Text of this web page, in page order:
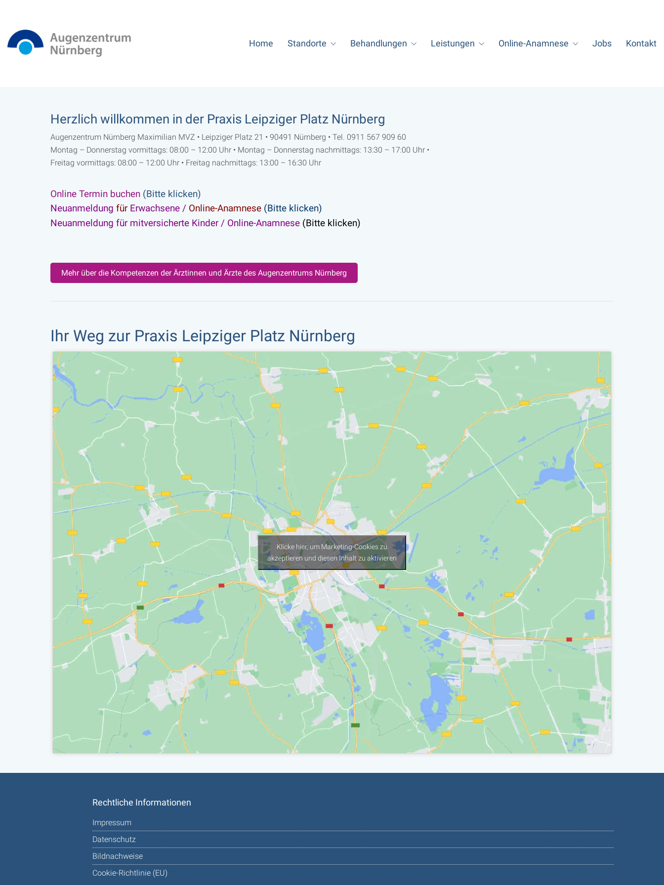
Home Standorte Behandlungen Leistungen Online-Anamnese Jobs Kontakt
Herzlich willkommen in der Praxis Leipziger Platz Nürnberg
Augenzentrum Nürnberg Maximilian MVZ • Leipziger Platz 21 • 90491 Nürnberg • Tel. 0911 567 909 60
Montag – Donnerstag vormittags: 08:00 – 12:00 Uhr • Montag – Donnerstag nachmittags: 13:30 – 17:00 Uhr •
Freitag vormittags: 08:00 – 12:00 Uhr • Freitag nachmittags: 13:00 – 16:30 Uhr
Online Termin buchen (Bitte klicken)
Neuanmeldung fürErwachsene / Online-Anamnese (Bitte klicken)
Neuanmeldung für mitversicherte Kinder / Online-Anamnese (Bitte klicken)
Mehr über die Kompetenzen der Ärztinnen und Ärzte des Augenzentrums Nürnberg
Ihr Weg zur Praxis Leipziger Platz Nürnberg
Klicke hier, um Marketing-Cookies zu
akzeptieren und diesen Inhalt zu aktivieren
Rechtliche Informationen
Impressum
Datenschutz
Bildnachweise
Cookie-Richtlinie (EU)